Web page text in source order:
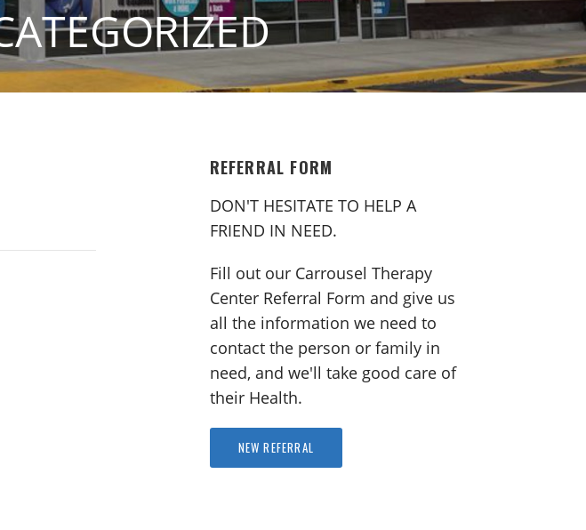
REFERRAL FORM
DON'T HESITATE TO HELP A
FRIEND IN NEED.
Fill out our Carrousel Therapy
Center Referral Form and give us
all the information we need to
contact the person or family in
need, and we'll take good care of
their Health.
NEW REFERRAL